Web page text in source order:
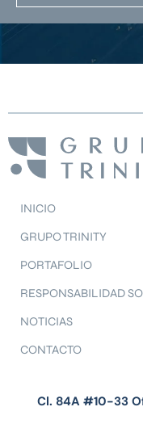
INICIO
GRUPO TRINITY
PORTAFOLIO
RESPONSABILIDAD
NOTICIAS
CONTACTO
Cl. 84A #10-33